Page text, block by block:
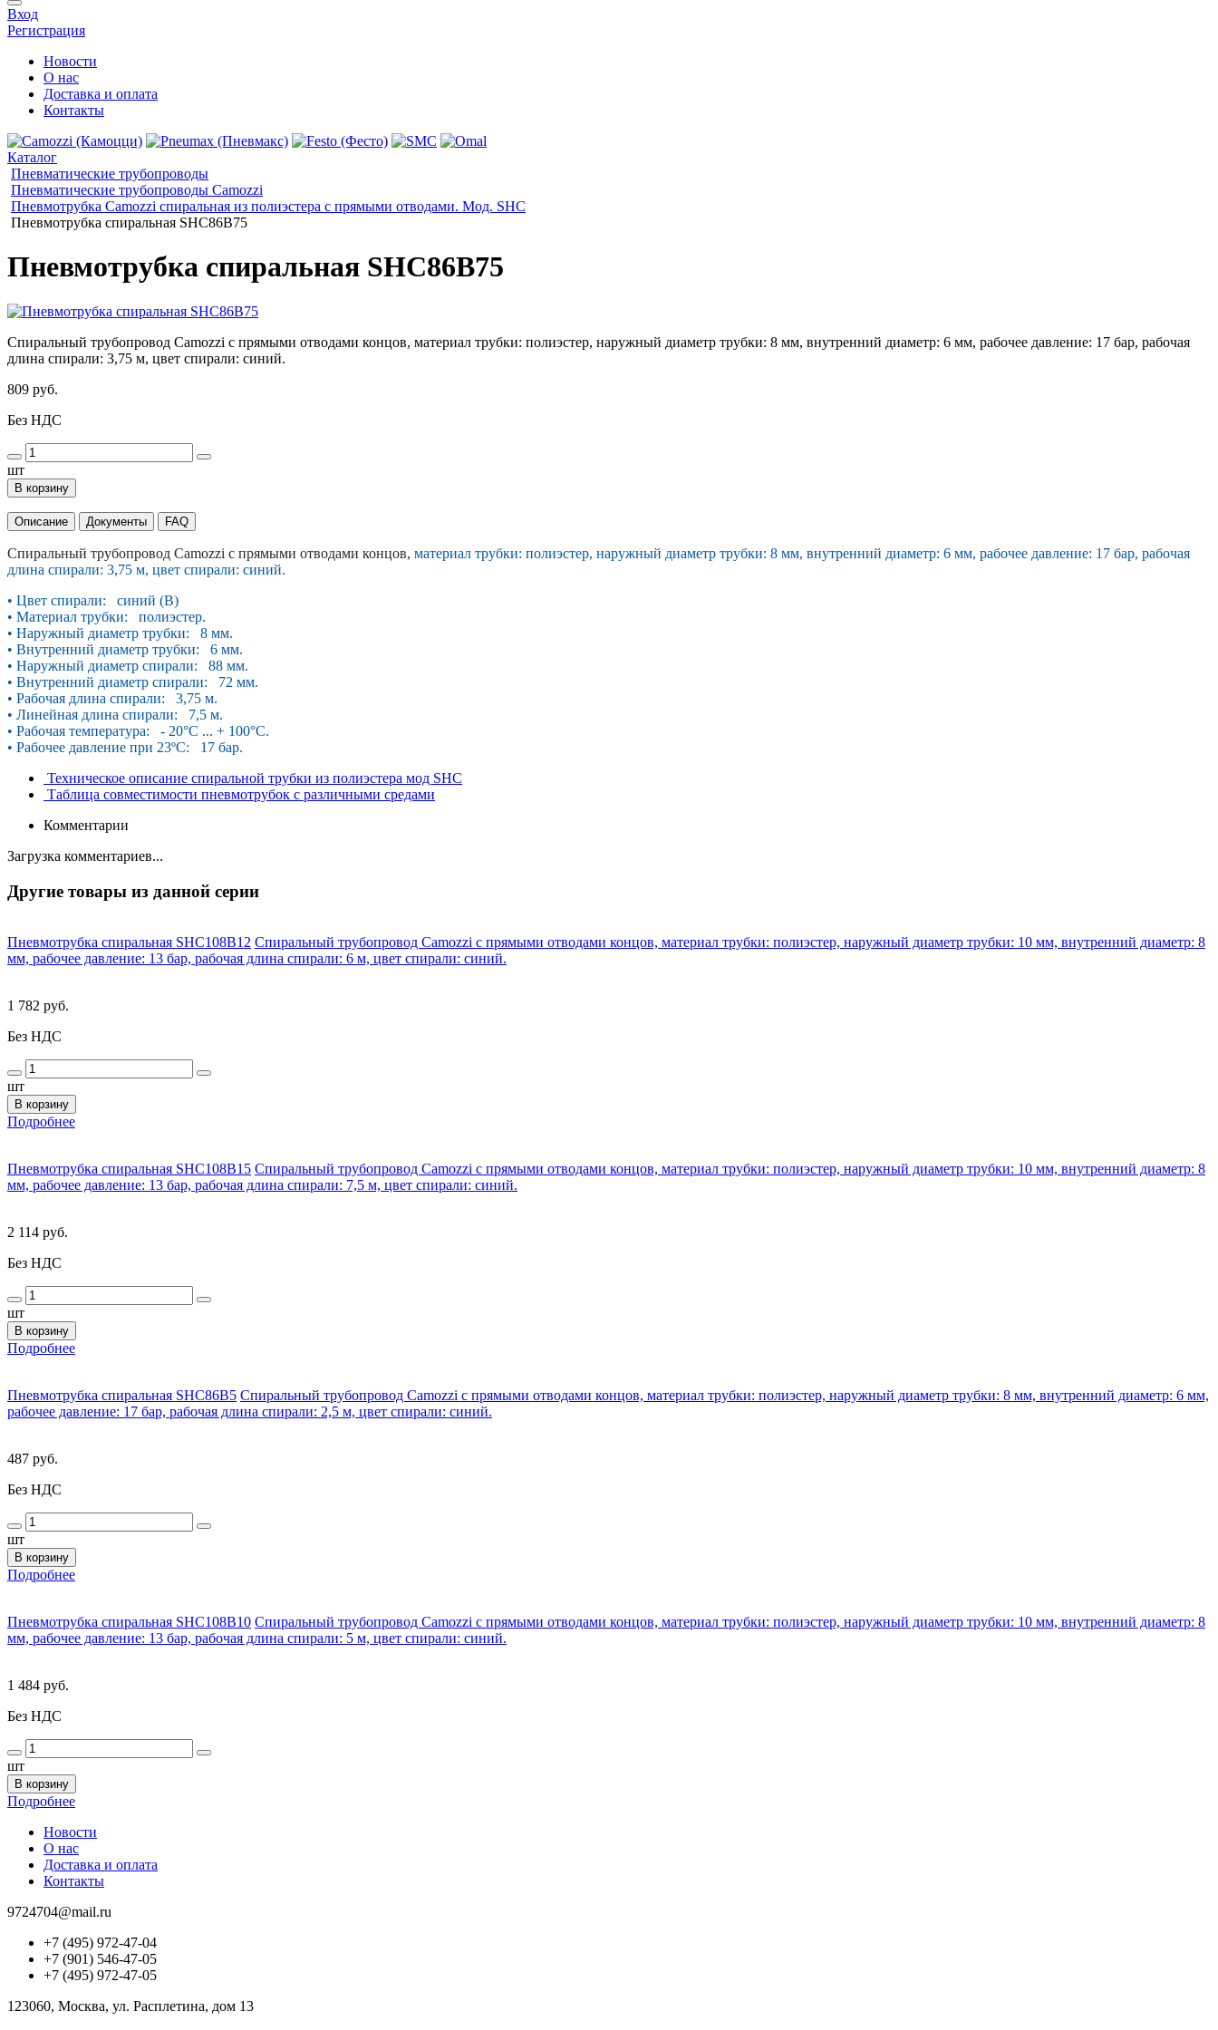
Вход
Регистрация
Новости
О нас
Доставка и оплата
Контакты
Каталог
Пневматические трубопроводы
Пневматические трубопроводы Camozzi
Пневмотрубка Camozzi спиральная из полиэстера с прямыми отводами. Мод. SHC
Пневмотрубка спиральная SHC86B75
Пневмотрубка спиральная SHC86B75
Спиральный трубопровод Camozzi с прямыми отводами концов, материал трубки: полиэстер, наружный диаметр трубки: 8 мм, внутренний диаметр: 6 мм, рабочее давление: 17 бар, рабочая
длина спирали: 3,75 м, цвет спирали: синий.
809 руб.
Без НДС
шт
В корзину
Описание Документы FAQ
Спиральный трубопровод Camozzi с прямыми отводами концов, материал трубки: полиэстер, наружный диаметр трубки: 8 мм, внутренний диаметр: 6 мм, рабочее давление: 17 бар, рабочая
длина спирали: 3,75 м, цвет спирали: синий.
• Цвет спирали: синий (B)
• Материал трубки: полиэстер.
• Наружный диаметр трубки: 8 мм.
• Внутренний диаметр трубки: 6 мм.
• Наружный диаметр спирали: 88 мм.
• Внутренний диаметр спирали: 72 мм.
• Рабочая длина спирали: 3,75 м.
• Линейная длина спирали: 7,5 м.
• Рабочая температура: - 20°С ... + 100°С.
• Рабочее давление при 23ºС: 17 бар.
Техническое описание спиральной трубки из полиэстера мод SHC
Таблица совместимости пневмотрубок с различными средами
Комментарии
Загрузка комментариев...
Другие товары из данной серии
Пневмотрубка спиральная SHC108B12 Спиральный трубопровод Camozzi с прямыми отводами концов, материал трубки: полиэстер, наружный диаметр трубки: 10 мм, внутренний диаметр: 8
мм, рабочее давление: 13 бар, рабочая длина спирали: 6 м, цвет спирали: синий.
1 782 руб.
Без НДС
шт
В корзину
Подробнее
Пневмотрубка спиральная SHC108B15 Спиральный трубопровод Camozzi с прямыми отводами концов, материал трубки: полиэстер, наружный диаметр трубки: 10 мм, внутренний диаметр: 8
мм, рабочее давление: 13 бар, рабочая длина спирали: 7,5 м, цвет спирали: синий.
2 114 руб.
Без НДС
шт
В корзину
Подробнее
Пневмотрубка спиральная SHC86B5 Спиральный трубопровод Camozzi с прямыми отводами концов, материал трубки: полиэстер, наружный диаметр трубки: 8 мм, внутренний диаметр: 6 мм,
рабочее давление: 17 бар, рабочая длина спирали: 2,5 м, цвет спирали: синий.
487 руб.
Без НДС
шт
В корзину
Подробнее
Пневмотрубка спиральная SHC108B10 Спиральный трубопровод Camozzi с прямыми отводами концов, материал трубки: полиэстер, наружный диаметр трубки: 10 мм, внутренний диаметр: 8
мм, рабочее давление: 13 бар, рабочая длина спирали: 5 м, цвет спирали: синий.
1 484 руб.
Без НДС
шт
В корзину
Подробнее
Новости
О нас
Доставка и оплата
Контакты
9724704@mail.ru
+7 (495) 972-47-04
+7 (901) 546-47-05
+7 (495) 972-47-05
123060, Москва, ул. Расплетина, дом 13